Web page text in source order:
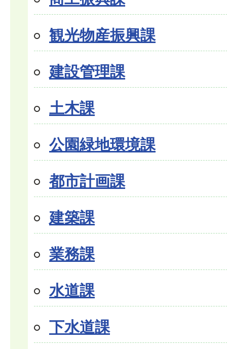
観光物産振興課
建設管理課
土木課
公園緑地環境課
都市計画課
建築課
業務課
水道課
下水道課